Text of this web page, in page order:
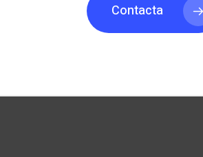
Contacta